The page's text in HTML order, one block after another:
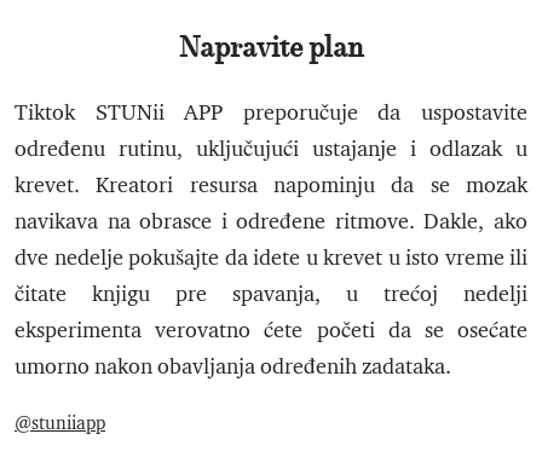
Napravite plan
Tiktok STUNii APP preporučuje da uspostavite
određenu rutinu, uključujući ustajanje i odlazak u
krevet. Kreatori resursa napominju da se mozak
navikava na obrasce i određene ritmove. Dakle, ako
dve nedelje pokušajte da idete u krevet u isto vreme ili
čitate knjigu pre spavanja, u trećoj nedelji
eksperimenta verovatno ćete početi da se osećate
umorno nakon obavljanja određenih zadataka.
@stuniiapp